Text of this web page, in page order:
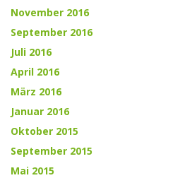
November 2016
September 2016
Juli 2016
April 2016
März 2016
Januar 2016
Oktober 2015
September 2015
Mai 2015